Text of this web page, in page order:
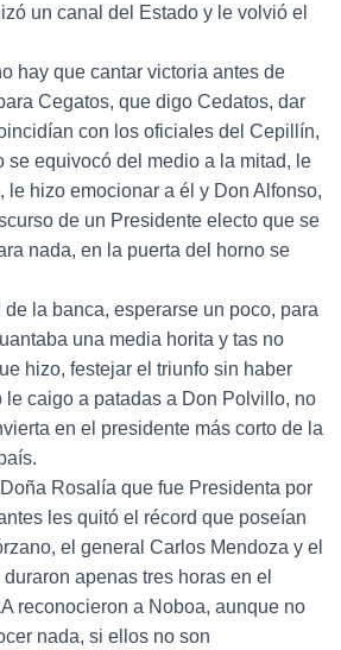
un canal del Estado y le volvió el
hay que cantar victoria antes de
Cegatos, que digo Cedatos, dar
con los oficiales del Cepillín,
equivocó del medio a la mitad, le
le hizo emocionar a él y Don Alfonso,
de un Presidente electo que se
nada, en la puerta del horno se
la banca, esperarse un poco, para
una media horita y tas no
hizo, festejar el triunfo sin haber
le caigo a patadas a Don Polvillo, no
en el presidente más corto de la
Rosalía que fue Presidenta por
les quitó el récord que poseían
el general Carlos Mendoza y el
apenas tres horas en el
reconocieron a Noboa, aunque no
nada, si ellos no son